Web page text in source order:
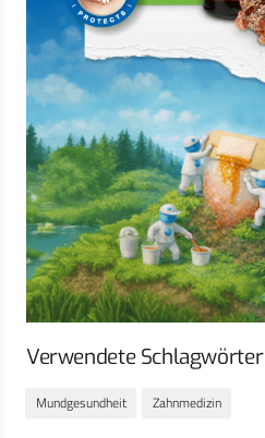
Verwendete Schlagwörter
Mundgesundheit Zahnmedizin